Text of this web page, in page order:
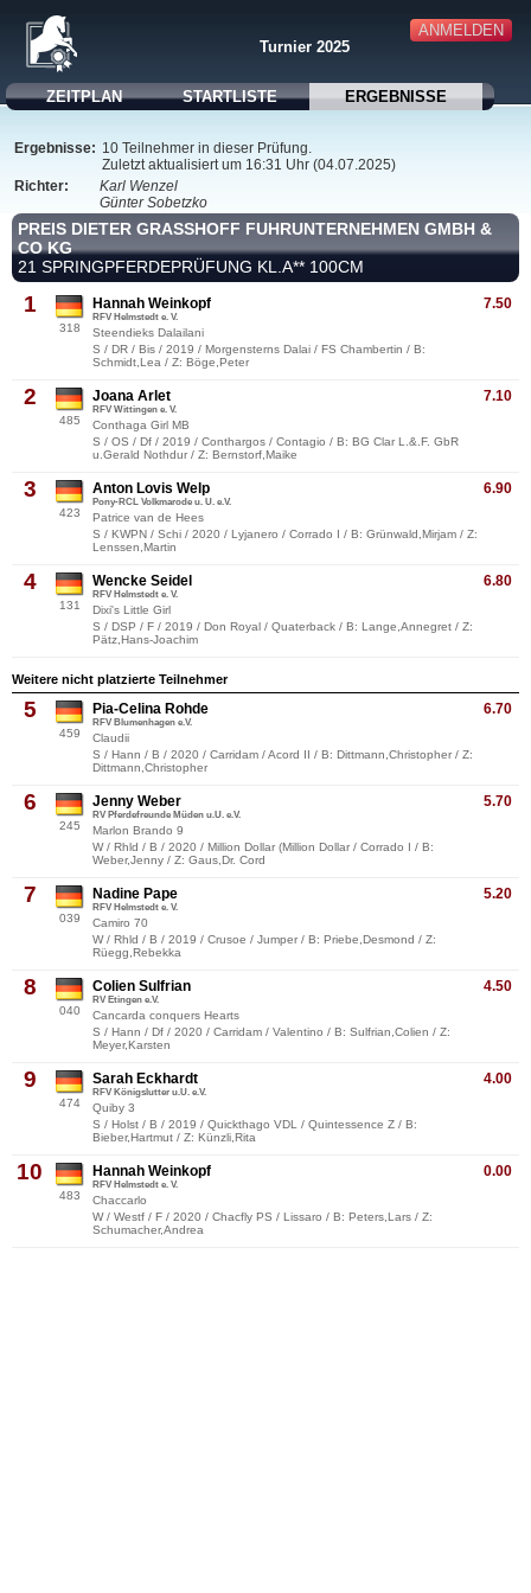
ANMELDEN
Turnier 2025
ZEITPLAN STARTLISTE ERGEBNISSE
Ergebnisse: 10 Teilnehmer in dieser Prüfung.
Zuletzt aktualisiert um 16:31 Uhr (04.07.2025)
Richter:
Karl Wenzel
Günter Sobetzko
PREIS DIETER GRASSHOFF FUHRUNTERNEHMEN GMBH & C
O KG
21 SPRINGPFERDEPRÜFUNG KL.A** 100CM
1
318
7.50
Hannah Weinkopf
RFV Helmstedt e. V.
Steendieks Dalailani
S / DR / Bis / 2019 / Morgensterns Dalai / FS Chambertin / B:
Schmidt,Lea / Z: Böge,Peter
2
485
7.10
Joana Arlet
RFV Wittingen e. V.
Conthaga Girl MB
S / OS / Df / 2019 / Conthargos / Contagio / B: BG Clar L.&.F. GbR
u.Gerald Nothdur / Z: Bernstorf,Maike
3
423
6.90
Anton Lovis Welp
Pony-RCL Volkmarode u. U. e.V.
Patrice van de Hees
S / KWPN / Schi / 2020 / Lyjanero / Corrado I / B: Grünwald,Mirjam / Z:
Lenssen,Martin
4
131
6.80
Wencke Seidel
RFV Helmstedt e. V.
Dixi's Little Girl
S / DSP / F / 2019 / Don Royal / Quaterback / B: Lange,Annegret / Z:
Pätz,Hans-Joachim
Weitere nicht platzierte Teilnehmer
5
459
6.70
Pia-Celina Rohde
RFV Blumenhagen e.V.
Claudii
S / Hann / B / 2020 / Carridam / Acord II / B: Dittmann,Christopher / Z:
Dittmann,Christopher
6
245
5.70
Jenny Weber
RV Pferdefreunde Müden u.U. e.V.
Marlon Brando 9
W / Rhld / B / 2020 / Million Dollar (Million Dollar / Corrado I / B:
Weber,Jenny / Z: Gaus,Dr. Cord
7
039
5.20
Nadine Pape
RFV Helmstedt e. V.
Camiro 70
W / Rhld / B / 2019 / Crusoe / Jumper / B: Priebe,Desmond / Z:
Rüegg,Rebekka
8
040
4.50
Colien Sulfrian
RV Etingen e.V.
Cancarda conquers Hearts
S / Hann / Df / 2020 / Carridam / Valentino / B: Sulfrian,Colien / Z:
Meyer,Karsten
9
474
4.00
Sarah Eckhardt
RFV Königslutter u.U. e.V.
Quiby 3
S / Holst / B / 2019 / Quickthago VDL / Quintessence Z / B:
Bieber,Hartmut / Z: Künzli,Rita
10
483
0.00
Hannah Weinkopf
RFV Helmstedt e. V.
Chaccarlo
W / Westf / F / 2020 / Chacfly PS / Lissaro / B: Peters,Lars / Z:
Schumacher,Andrea